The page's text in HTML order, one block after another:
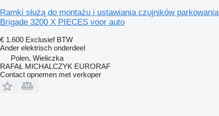
Ramki służą do montażu i ustawiania czujników parkowania
Brigade 3200 X PIECES voor auto
€ 1.600 Exclusief BTW
Ander elektrisch onderdeel
Polen, Wieliczka
RAFAŁ MICHALCZYK EURORAF
Contact opnemen met verkoper